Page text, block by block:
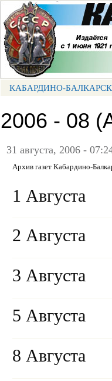
Портал СМИ КБР
МЕНЮ КБП
КАБАРДИНО-
2006 - 08
31 августа, 2006 -
Архив газет Кабардино-
1 Августа
2 Августа
3 Августа
5 Августа
8 Августа